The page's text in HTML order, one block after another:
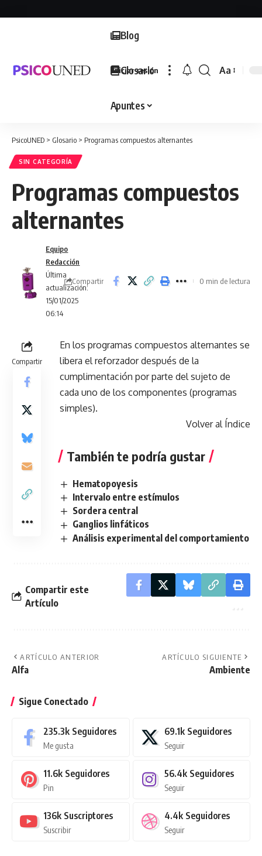
Blog
Glosario
Apuntes
Iniciar sesión
Font
Aa
PsicoUNED > Glosario > Programas compuestos alternantes
SIN CATEGORÍA
Programas compuestos
alternantes
Última
actualización:
15/01/2025
06:14
Equipo
Redacción
Compartir 0 min de lectura
Compartir
En los programas compuestos alternantes se
libera el reforzador después de la
cumplimentación por parte del sujeto de
cada uno de los componentes (programas
simples).
Volver al Índice
También te podría gustar
Hematopoyesis
Intervalo entre estímulos
Sordera central
Ganglios linfáticos
Análisis experimental del comportamiento
Compartir este
Artículo
ARTÍCULO ANTERIOR
Alfa
ARTÍCULO SIGUIENTE
Ambiente
Sigue Conectado
235.3k Seguidores
Me gusta
69.1k Seguidores
Seguir
11.6k Seguidores
Pin
56.4k Seguidores
Seguir
136k Suscriptores
Suscribir
4.4k Seguidores
Seguir